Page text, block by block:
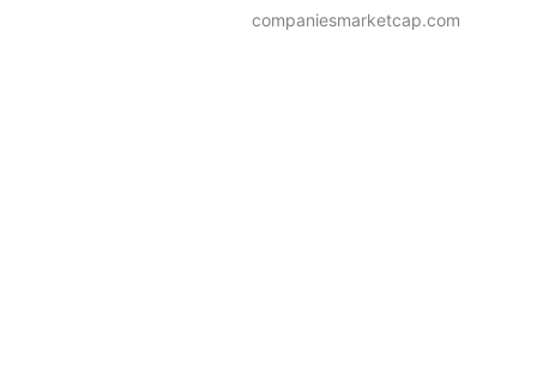
companiesmarketcap.com